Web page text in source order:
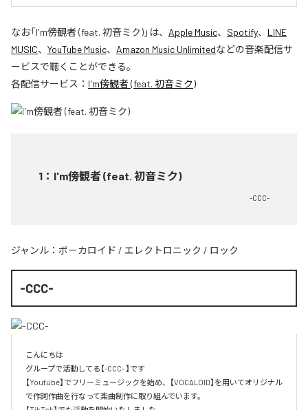
なお「I'm傍観者 (feat. 初音ミク)」は、 Apple Music、 Spotify、 LINE
MUSIC、 YouTube Music、 Amazon Music Unlimitedなどの音楽配信サ
ービスで聴くことができる。
各配信サービス： I'm傍観者 (feat. 初音ミク)
1 ： I'm傍観者 (feat. 初音ミク)
-CCC-
ジャンル： ボーカロイド / エレクトロニック / ロック
-CCC-
こんにちは
グループで活動してる【-CCC- 】です
【Youtube】でフリーミュージックを始め、【VOCALOID】を用いてオリジナル
で作詞作曲を行なって楽曲制作に取り組んでいます。